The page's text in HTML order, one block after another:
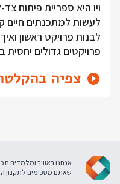
ויו היא ספריית פיתוח
לעשות למתכנתים חיים
לבנות פרויקט ראשון
פרויקטים גדולים יחסית
צפיה
שאתם מסכימים לתקנון